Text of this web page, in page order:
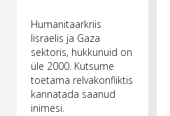
Humanitaarkriis
Iisraelis ja Gaza
sektoris, hukkunuid on
üle 2000. Kutsume
toetama relvakonfliktis
kannatada saanud
inimesi.